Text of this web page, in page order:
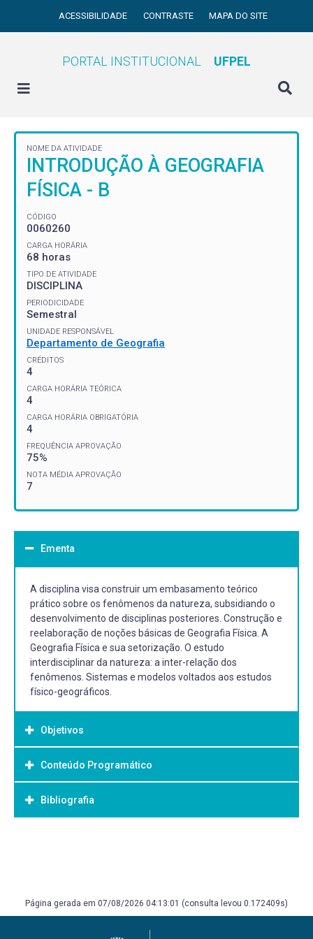
ACESSIBILIDADE CONTRASTE MAPA DO SITE
PORTAL INSTITUCIONAL UFPEL
NOME DA ATIVIDADE
INTRODUÇÃO À GEOGRAFIA
FÍSICA - B
CÓDIGO
0060260
CARGA HORÁRIA
68 horas
TIPO DE ATIVIDADE
DISCIPLINA
PERIODICIDADE
Semestral
UNIDADE RESPONSÁVEL
Departamento de Geografia
CRÉDITOS
4
CARGA HORÁRIA TEÓRICA
4
CARGA HORÁRIA OBRIGATÓRIA
4
FREQUÊNCIA APROVAÇÃO
75%
NOTA MÉDIA APROVAÇÃO
7
Ementa
A disciplina visa construir um embasamento teórico
prático sobre os fenômenos da natureza, subsidiando o
desenvolvimento de disciplinas posteriores. Construção e
reelaboração de noções básicas de Geografia Física. A
Geografia Física e sua setorização. O estudo
interdisciplinar da natureza: a inter-relação dos
fenômenos. Sistemas e modelos voltados aos estudos
físico-geográficos.
Objetivos
Objetivo Geral:
Reelaborar noções básicas de Geografia Física.
Compreender as inter-relações dos fenômenos naturais.
Conteúdo Programático
1. Introdução a Geografia Física
Histórico - origem e a evolução da Geografia Física
Geomorfologia
Bibliografia
São Paulo: Ed. Bluclher Ltda, 1999.
atualização de conceitos. Rio de Janeiro, 1994.
Página gerada em 07/08/2026 04:13:01 (consulta levou 0.172409s)